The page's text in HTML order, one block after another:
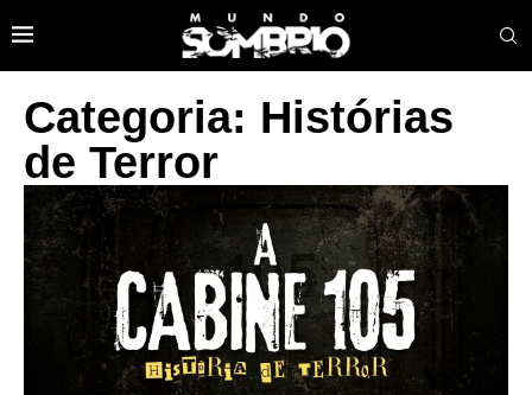
Categoria: Histórias
de Terror